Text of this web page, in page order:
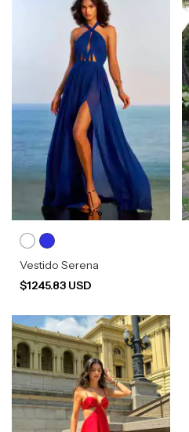
Vestido Serena
$1245.83 USD